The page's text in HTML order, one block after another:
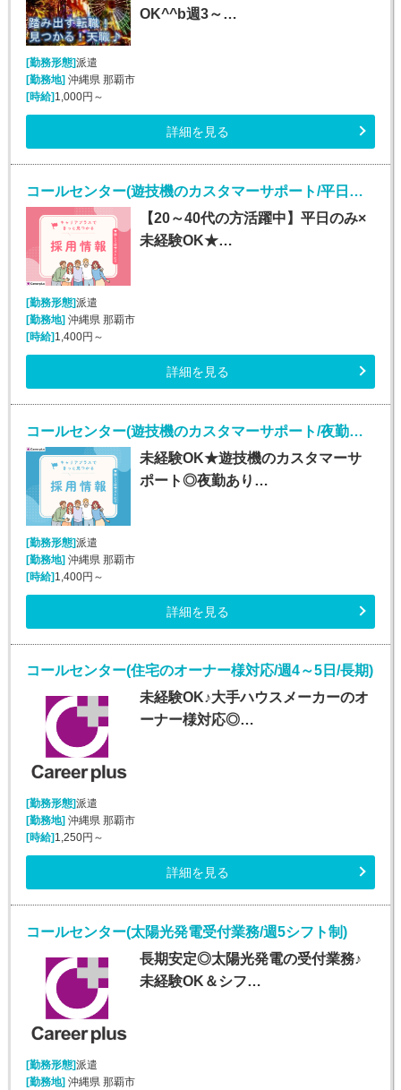
OK^^b週3～…
[勤務形態]派遣
[勤務地] 沖縄県 那覇市
[時給] 1,000円～
詳細を見る
コールセンター(遊技機のカスタマーサポート/平日のみ/長期)
【20～40代の方活躍中】平日のみ×
未経験OK★…
[勤務形態]派遣
[勤務地]沖縄県 那覇市
[時給]1,400円～
詳細を見る
コールセンター(遊技機のカスタマーサポート/夜勤あり/長期)
未経験OK★遊技機のカスタマーサ
ポート◎夜勤あり…
[勤務形態]派遣
[勤務地]沖縄県 那覇市
[時給]1,400円～
詳細を見る
コールセンター(住宅のオーナー様対応/週4～5日/長期)
未経験OK♪大手ハウスメーカーのオ
ーナー様対応◎…
[勤務形態]派遣
[勤務地] 沖縄県 那覇市
[時給] 1,250円～
詳細を見る
コールセンター(太陽光発電受付業務/週5シフト制)
長期安定◎太陽光発電の受付業務♪
未経験OK＆シフ…
[勤務形態]派遣
[勤務地] 沖縄県 那覇市